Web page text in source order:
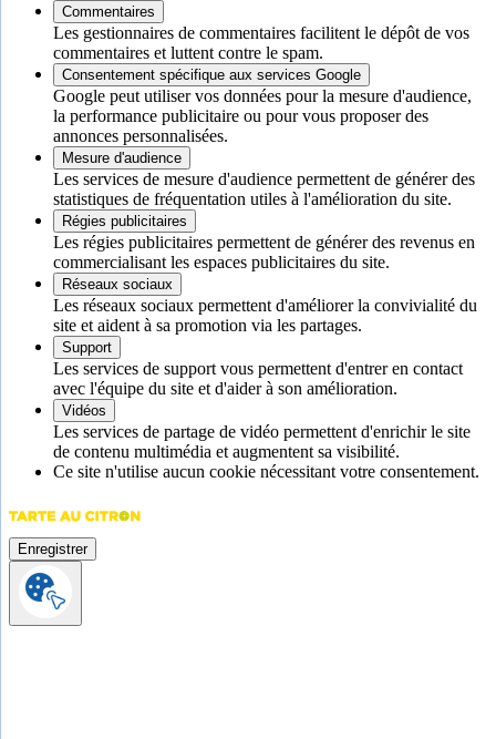
Commentaires
Les gestionnaires de commentaires facilitent le dépôt de vos
commentaires et luttent contre le spam.
Consentement spécifique aux services Google
Google peut utiliser vos données pour la mesure d'audience,
la performance publicitaire ou pour vous proposer des
annonces personnalisées.
Mesure d'audience
Les services de mesure d'audience permettent de générer des
statistiques de fréquentation utiles à l'amélioration du site.
Régies publicitaires
Les régies publicitaires permettent de générer des revenus en
commercialisant les espaces publicitaires du site.
Réseaux sociaux
Les réseaux sociaux permettent d'améliorer la convivialité du
site et aident à sa promotion via les partages.
Support
Les services de support vous permettent d'entrer en contact
avec l'équipe du site et d'aider à son amélioration.
Vidéos
Les services de partage de vidéo permettent d'enrichir le site
de contenu multimédia et augmentent sa visibilité.
Ce site n'utilise aucun cookie nécessitant votre consentement.
Enregistrer